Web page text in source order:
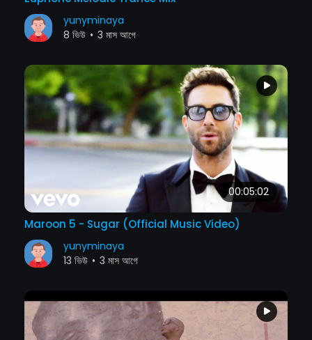
yunyminaya
8 ভিউ • 3 মাস আগে
00:05:02
Maroon 5 - Sugar (Official Music Video)
yunyminaya
13 ভিউ • 3 মাস আগে